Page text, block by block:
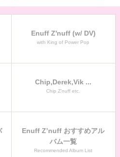
Enuff Z'nuff (w/ DV)
with King of Power Pop
Chip,Derek,Vik ...
Chip Z’nuff etc.
Enuff Z’nuff おすすめアル
バム一覧
Recommended Album List